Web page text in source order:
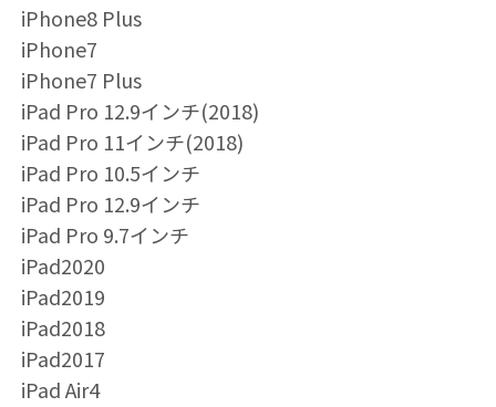
iPhone8 Plus
iPhone7
iPhone7 Plus
iPad Pro 12.9インチ(2018)
iPad Pro 11インチ(2018)
iPad Pro 10.5インチ
iPad Pro 12.9インチ
iPad Pro 9.7インチ
iPad2020
iPad2019
iPad2018
iPad2017
iPad Air4